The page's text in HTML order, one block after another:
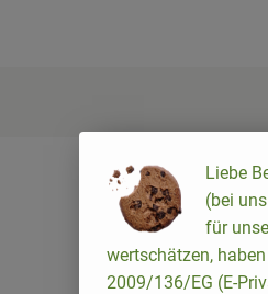
Liebe
(bei
für
wertschätzen,
2009/136/EG (E-